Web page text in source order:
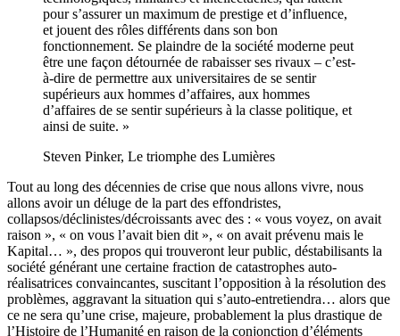
pour s’assurer un maximum de prestige et d’influence,
et jouent des rôles différents dans son bon
fonctionnement. Se plaindre de la société moderne peut
être une façon détournée de rabaisser ses rivaux – c’est-
à-dire de permettre aux universitaires de se sentir
supérieurs aux hommes d’affaires, aux hommes
d’affaires de se sentir supérieurs à la classe politique, et
ainsi de suite. »
Steven Pinker, Le triomphe des Lumières
Tout au long des décennies de crise que nous allons vivre, nous
allons avoir un déluge de la part des effondristes,
collapsos/déclinistes/décroissants avec des : « vous voyez, on avait
raison », « on vous l’avait bien dit », « on avait prévenu mais le
Kapital… », des propos qui trouveront leur public, déstabilisants la
société générant une certaine fraction de catastrophes auto-
réalisatrices convaincantes, suscitant l’opposition à la résolution des
problèmes, aggravant la situation qui s’auto-entretiendra… alors que
ce ne sera qu’une crise, majeure, probablement la plus drastique de
l’Histoire de l’Humanité en raison de la conjonction d’éléments